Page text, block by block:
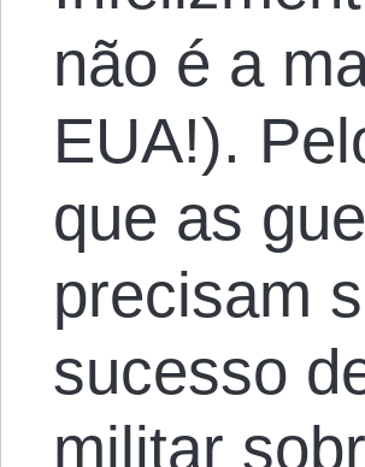
não é a
EUA!).
que as
precisam
sucesso
militar